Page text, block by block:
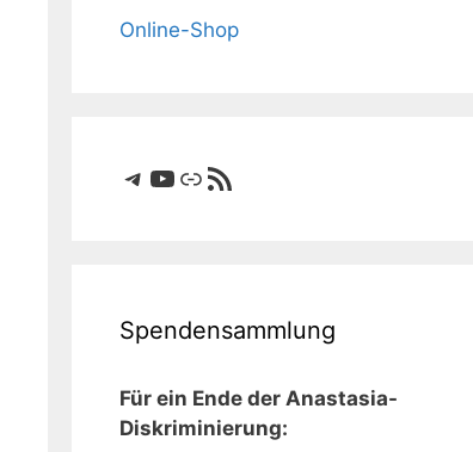
Online-Shop
Telegram
YouTube
LinkRSS-Feed
Spendensammlung
Für ein Ende der Anastasia-
Diskriminierung: